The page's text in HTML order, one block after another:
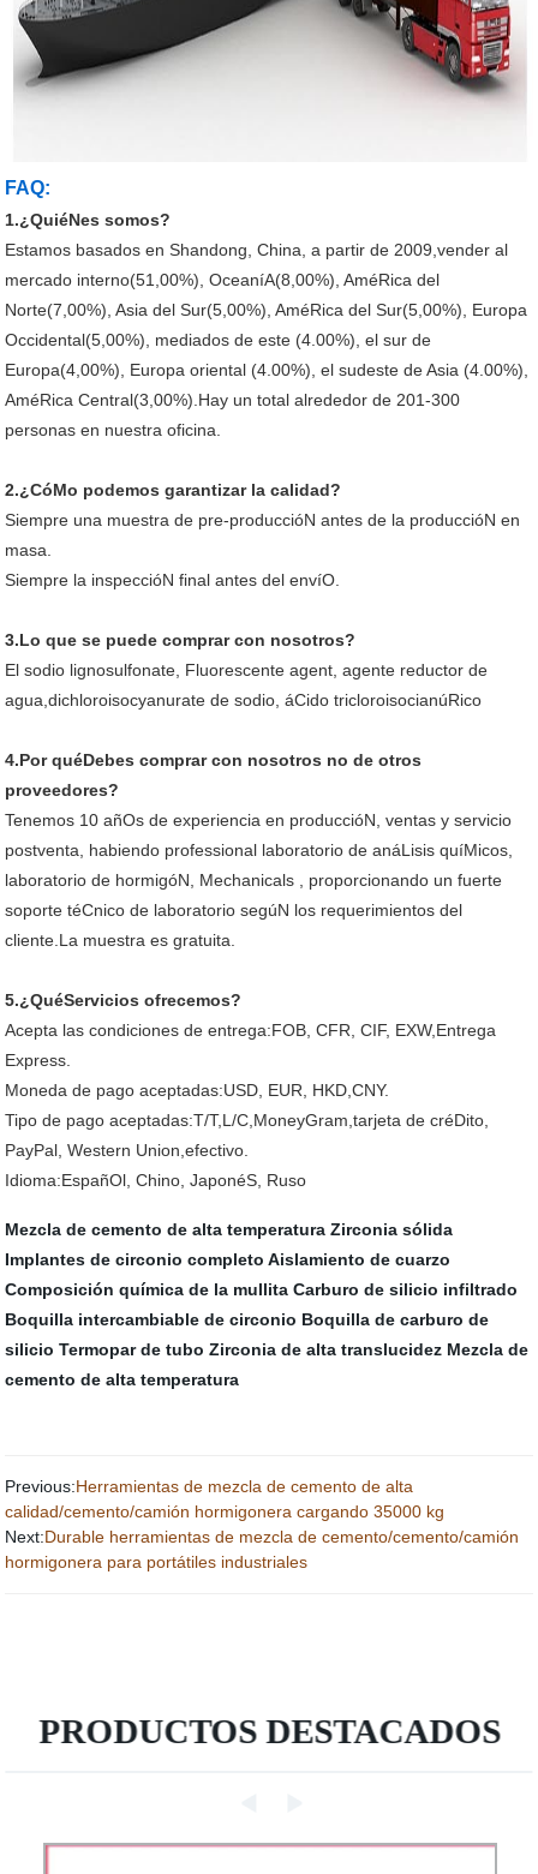
FAQ:
1.¿QuiéNes somos?
Estamos basados en Shandong, China, a partir de 2009,vender al
mercado interno(51,00%), OceaníA(8,00%), AméRica del
Norte(7,00%), Asia del Sur(5,00%), AméRica del Sur(5,00%), Europa
Occidental(5,00%), mediados de este (4.00%), el sur de
Europa(4,00%), Europa oriental (4.00%), el sudeste de Asia (4.00%),
AméRica Central(3,00%).Hay un total alrededor de 201-300
personas en nuestra oficina.
2.¿CóMo podemos garantizar la calidad?
Siempre una muestra de pre-produccióN antes de la produccióN en
masa.
Siempre la inspeccióN final antes del envíO.
3.Lo que se puede comprar con nosotros?
El sodio lignosulfonate, Fluorescente agent, agente reductor de
agua,dichloroisocyanurate de sodio, áCido tricloroisocianúRico
4.Por quéDebes comprar con nosotros no de otros
proveedores?
Tenemos 10 añOs de experiencia en produccióN, ventas y servicio
postventa, habiendo professional laboratorio de anáLisis quíMicos,
laboratorio de hormigóN, Mechanicals , proporcionando un fuerte
soporte téCnico de laboratorio segúN los requerimientos del
cliente.La muestra es gratuita.
5.¿QuéServicios ofrecemos?
Acepta las condiciones de entrega:FOB, CFR, CIF, EXW,Entrega
Express.
Moneda de pago aceptadas:USD, EUR, HKD,CNY.
Tipo de pago aceptadas:T/T,L/C,MoneyGram,tarjeta de créDito,
PayPal, Western Union,efectivo.
Idioma:EspañOl, Chino, JaponéS, Ruso
Mezcla de cemento de alta temperatura Zirconia sólida
Implantes de circonio completo Aislamiento de cuarzo
Composición química de la mullita Carburo de silicio infiltrado
Boquilla intercambiable de circonio Boquilla de carburo de
silicio Termopar de tubo Zirconia de alta translucidez Mezcla de
cemento de alta temperatura
Previous:Herramientas de mezcla de cemento de alta
calidad/cemento/camión hormigonera cargando 35000 kg
Next:Durable herramientas de mezcla de cemento/cemento/camión
hormigonera para portátiles industriales
PRODUCTOS DESTACADOS